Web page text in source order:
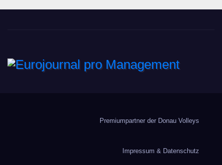
Premiumpartner der Donau Volleys
Impressum & Datenschutz